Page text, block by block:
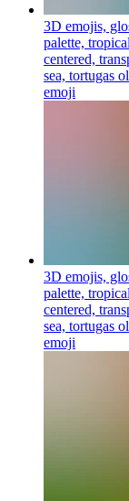
3D emojis,
palette,
centered,
sea, tortugas
emoji
3D emojis,
palette,
centered,
sea, tortugas
emoji